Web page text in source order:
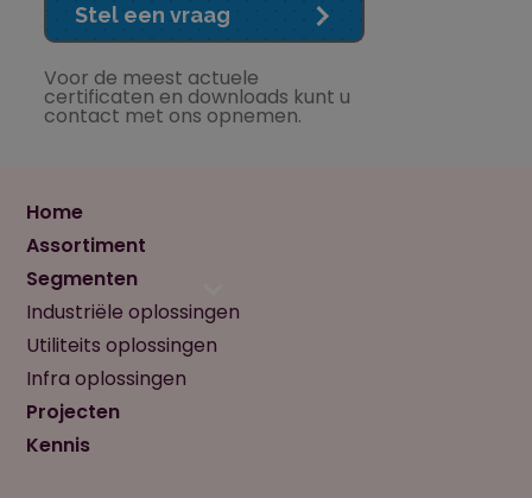
Stel een vraag
Voor de meest actuele
certificaten en downloads kunt u
contact met ons opnemen.
Home
Assortiment
Segmenten
Industriële oplossingen
Utiliteits oplossingen
Infra oplossingen
Projecten
Kennis